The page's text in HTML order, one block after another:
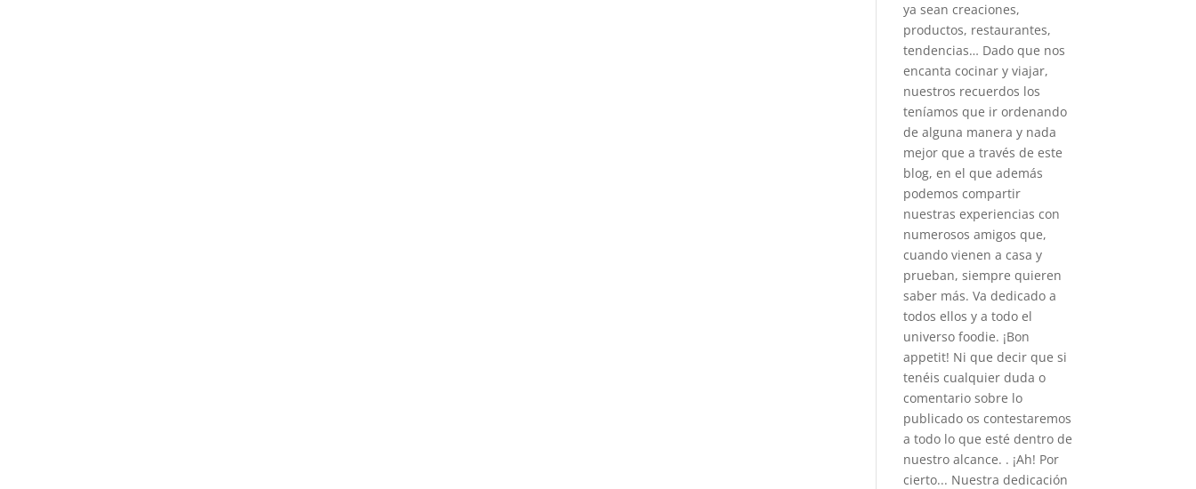
ya sean creaciones,
productos, restaurantes,
tendencias… Dado que nos
encanta cocinar y viajar,
nuestros recuerdos los
teníamos que ir ordenando
de alguna manera y nada
mejor que a través de este
blog, en el que además
podemos compartir
nuestras experiencias con
numerosos amigos que,
cuando vienen a casa y
prueban, siempre quieren
saber más. Va dedicado a
todos ellos y a todo el
universo foodie. ¡Bon
appetit! Ni que decir que si
tenéis cualquier duda o
comentario sobre lo
publicado os contestaremos
a todo lo que esté dentro de
nuestro alcance. . ¡Ah! Por
cierto... Nuestra dedicación